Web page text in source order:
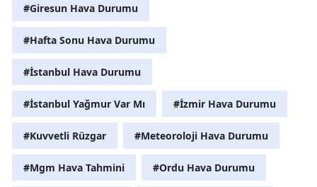
#Giresun Hava Durumu
#Hafta Sonu Hava Durumu
#İstanbul Hava Durumu
#İstanbul Yağmur Var Mı #İzmir Hava Durumu
#Kuvvetli Rüzgar #Meteoroloji Hava Durumu
#Mgm Hava Tahmini #Ordu Hava Durumu